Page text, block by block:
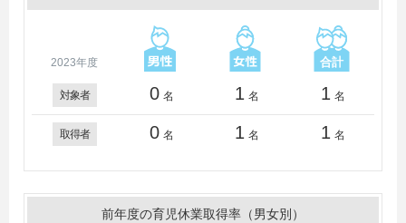
2023年度
対象者 0 名 1 名 1 名
取得者 0 名 1 名 1 名
前年度の育児休業取得率（男女別）